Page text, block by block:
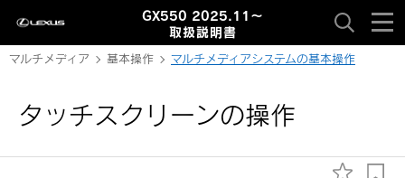
GX550 2025.11～
取扱説明書
マルチメディア 基本操作 マルチメディアシステムの基本操作
タッチスクリーンの操作